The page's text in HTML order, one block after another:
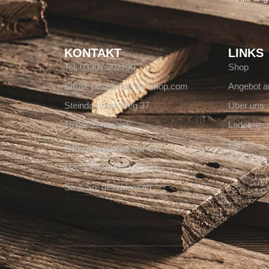
KONTAKT
Tel: 03307 302790
Email: post@krakow-shop.com
Steindammer Weg 37
16792 Zehdenick
Öffnungszeiten vor Ort:
Mo - Fr: 08:00 - 17:00 Uhr
Sa & So: geschlossen
LINKS
Shop
Angebot
Über uns
Blog